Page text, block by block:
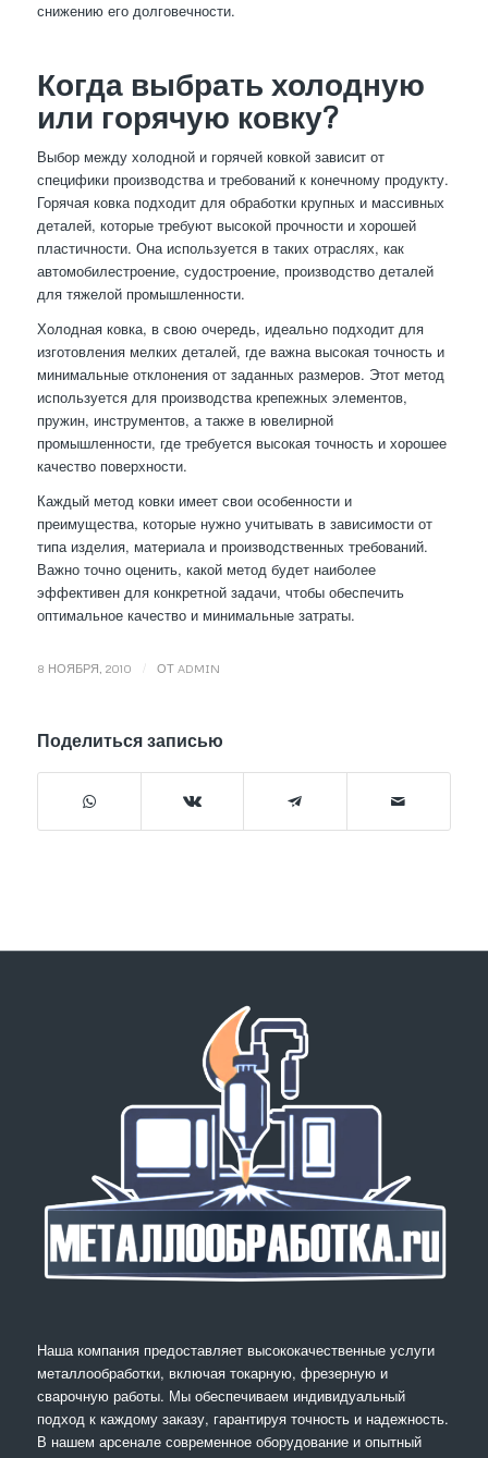
снижению его долговечности.
Когда выбрать холодную
или горячую ковку?
Выбор между холодной и горячей ковкой зависит от
специфики производства и требований к конечному продукту.
Горячая ковка подходит для обработки крупных и массивных
деталей, которые требуют высокой прочности и хорошей
пластичности. Она используется в таких отраслях, как
автомобилестроение, судостроение, производство деталей
для тяжелой промышленности.
Холодная ковка, в свою очередь, идеально подходит для
изготовления мелких деталей, где важна высокая точность и
минимальные отклонения от заданных размеров. Этот метод
используется для производства крепежных элементов,
пружин, инструментов, а также в ювелирной
промышленности, где требуется высокая точность и хорошее
качество поверхности.
Каждый метод ковки имеет свои особенности и
преимущества, которые нужно учитывать в зависимости от
типа изделия, материала и производственных требований.
Важно точно оценить, какой метод будет наиболее
эффективен для конкретной задачи, чтобы обеспечить
оптимальное качество и минимальные затраты.
8 НОЯБРЯ, 2010 ОТ ADMIN
Поделиться записью
Наша компания предоставляет высококачественные услуги
металлообработки, включая токарную, фрезерную и
сварочную работы. Мы обеспечиваем индивидуальный
подход к каждому заказу, гарантируя точность и надежность.
В нашем арсенале современное оборудование и опытный